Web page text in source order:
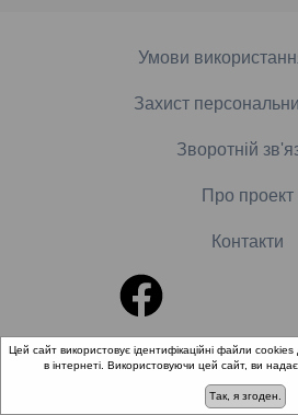
Умови
Захист
Зворотній
Про проект
Контакти
© 2018-2026 «Школа доказової
захищені.
Цей сайт використовує ідентифікаційні файли cookies
в інтернеті. Використовуючи цей сайт, ви
Так, я згоден.